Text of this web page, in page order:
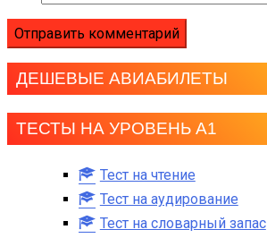
ДЕШЕВЫЕ АВИАБИЛЕТЫ
ТЕСТЫ НА УРОВЕНЬ А1
Тест на чтение
Тест на аудирование
Тест на словарный запас